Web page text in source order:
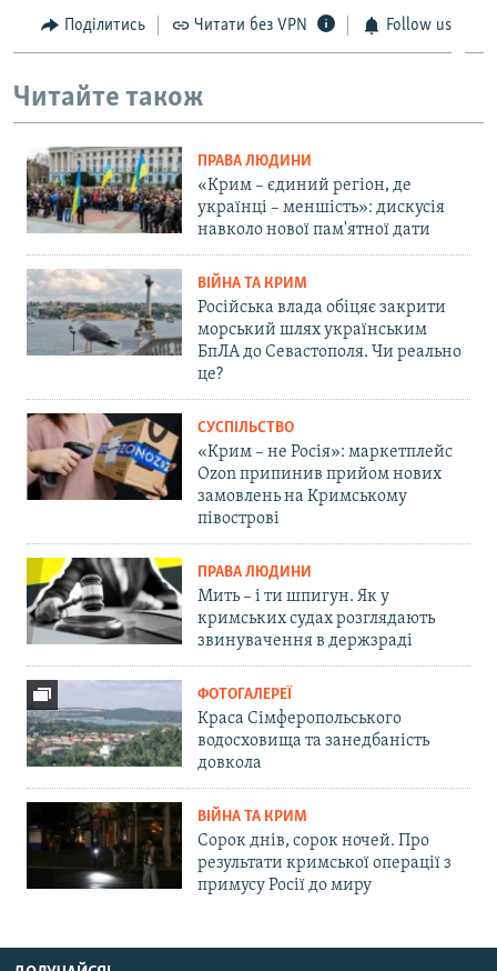
Поділитись Читати без VPN Follow us
Читайте також
ПРАВА ЛЮДИНИ
«Крим – єдиний регіон, де
українці – меншість»: дискусія
навколо нової пам'ятної дати
ВІЙНА ТА КРИМ
Російська влада обіцяє закрити
морський шлях українським
БпЛА до Севастополя. Чи реально
це?
СУСПІЛЬСТВО
«Крим – не Росія»: маркетплейс
Ozon припинив прийом нових
замовлень на Кримському
півострові
ПРАВА ЛЮДИНИ
Мить – і ти шпигун. Як у
кримських судах розглядають
звинувачення в держзраді
ФОТОГАЛЕРЕЇ
Краса Сімферопольського
водосховища та занедбаність
довкола
ВІЙНА ТА КРИМ
Сорок днів, сорок ночей. Про
результати кримської операції з
примусу Росії до миру